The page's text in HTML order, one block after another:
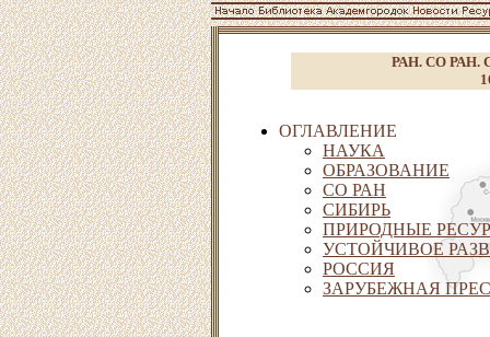
РАН. СО РАН.
ОГЛАВЛЕНИЕ
НАУКА
ОБРАЗОВАНИЕ
СО РАН
СИБИРЬ
ПРИРОДНЫЕ
УСТОЙЧИВОЕ
РОССИЯ
ЗАРУБЕЖНАЯ